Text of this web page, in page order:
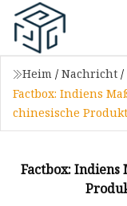
Heim / Nachricht /
Factbox: Indiens
chinesische
Factbox: Indiens